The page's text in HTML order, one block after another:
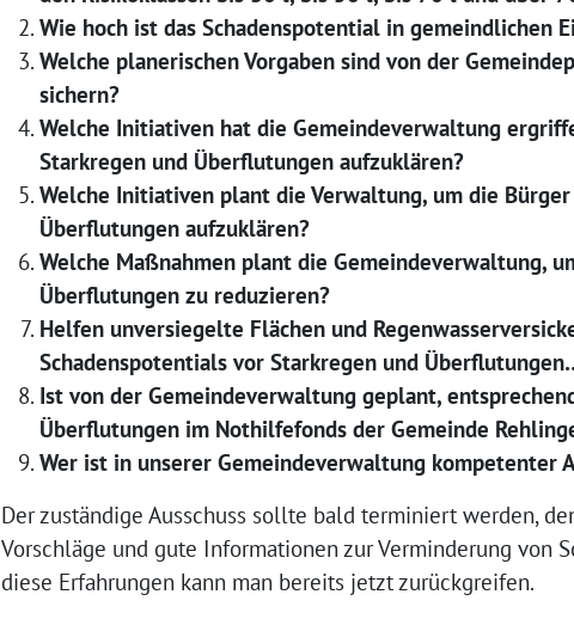
Wie hoch ist das Schadenspotential in gemeindlichen
Welche planerischen Vorgaben sind von der
sichern?
Welche Initiativen hat die Gemeindeverwaltung
Starkregen und Überflutungen aufzuklären?
Welche Initiativen plant die Verwaltung, um die
Überflutungen aufzuklären?
Welche Maßnahmen plant die Gemeindeverwaltung,
Überflutungen zu reduzieren?
Helfen unversiegelte Flächen und
Schadenspotentials vor Starkregen und
Ist von der Gemeindeverwaltung geplant,
Überflutungen im Nothilfefonds der Gemeinde
Wer ist in unserer Gemeindeverwaltung kompetenter
Der zuständige Ausschuss sollte bald terminiert werden,
Vorschläge und gute Informationen zur Verminderung von
diese Erfahrungen kann man bereits jetzt zurückgreifen.